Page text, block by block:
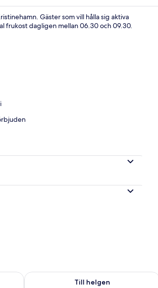
Gäster som vill hålla sig aktiva
frukost dagligen mellan 06.30 och 09.30.
aug. 9 - aug. 10
Till helgen
Kontrollera tillgängligheten för den